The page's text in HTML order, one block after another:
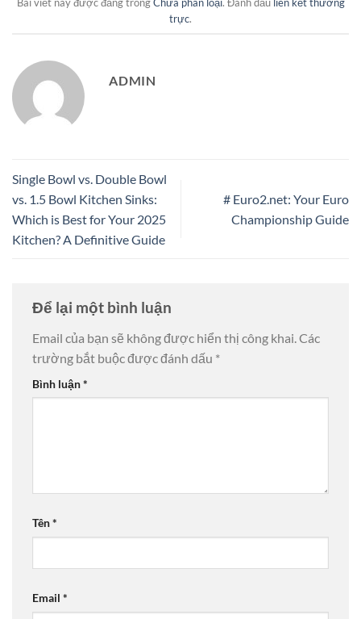
trực.
ADMIN
Single Bowl vs. Double Bowl
vs. 1.5 Bowl Kitchen Sinks:
Which is Best for Your 2025
Kitchen? A Definitive Guide
# Euro2.net: Your Euro
Championship Guide
Để lại một bình luận
Email của bạn sẽ không được hiển thị công khai. Các
trường bắt buộc được đánh dấu *
Bình luận*
Tên*
Email *